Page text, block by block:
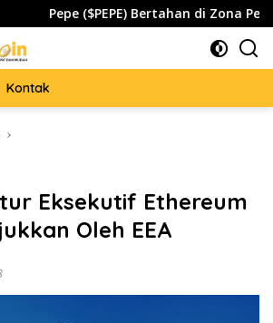
Pepe ($PEPE) Bertahan di Zona Penting,
Kontak
Eksekutif Ethereum
Oleh EEA